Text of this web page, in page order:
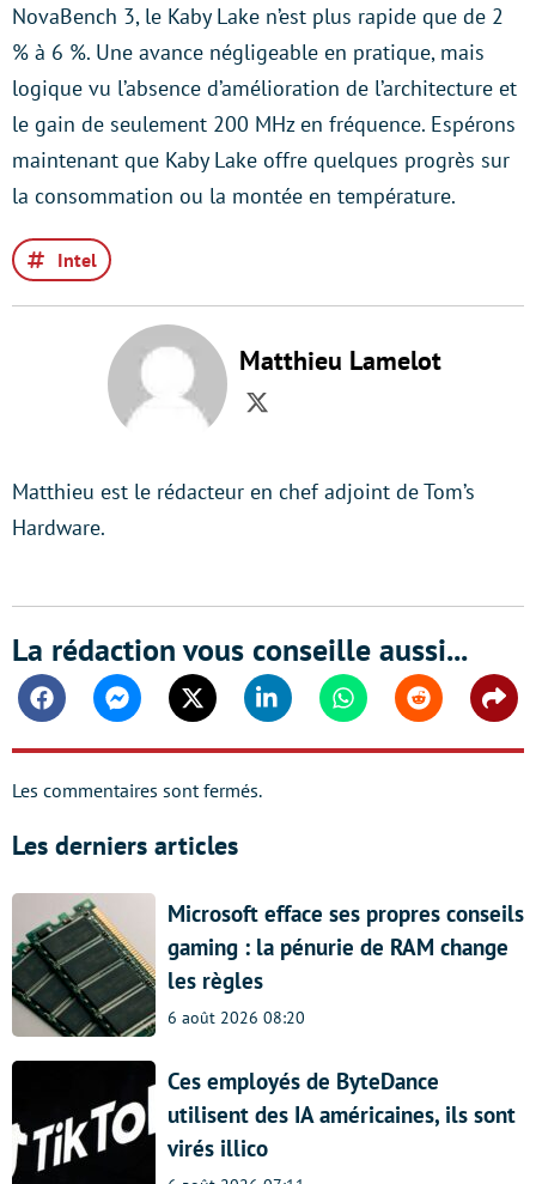
NovaBench 3, le Kaby Lake n’est plus rapide que de 2
% à 6 %. Une avance négligeable en pratique, mais
logique vu l’absence d’amélioration de l’architecture et
le gain de seulement 200 MHz en fréquence. Espérons
maintenant que Kaby Lake offre quelques progrès sur
la consommation ou la montée en température.
Intel
Matthieu Lamelot
Twitter
Matthieu est le rédacteur en chef adjoint de Tom’s
Hardware.
La rédaction vous conseille aussi...
FacebookMessengerTwitter Linkedin WhatsappReddit
Les commentaires sont fermés.
Les derniers articles
Microsoft efface ses propres conseils
gaming : la pénurie de RAM change
les règles
6 août 2026 08:20
Ces employés de ByteDance
utilisent des IA américaines, ils sont
virés illico